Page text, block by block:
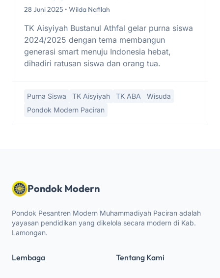
28 Juni 2025 • Wilda Nafilah
TK Aisyiyah Bustanul Athfal gelar purna siswa
2024/2025 dengan tema membangun
generasi smart menuju Indonesia hebat,
dihadiri ratusan siswa dan orang tua.
Purna Siswa TK Aisyiyah TK ABA
Wisuda
Pondok Modern Paciran
Pondok Modern
Pondok Pesantren Modern Muhammadiyah Paciran adalah
yayasan pendidikan yang dikelola secara modern di Kab.
Lamongan.
Lembaga Tentang Kami